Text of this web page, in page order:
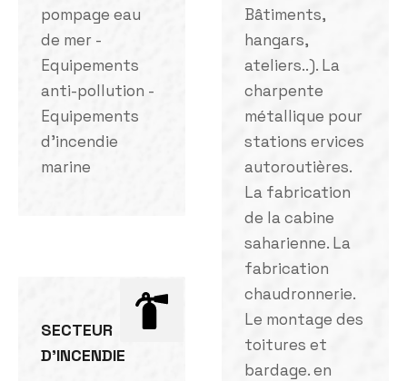
pompage eau
de mer -
Equipements
anti-pollution -
Equipements
d'incendie
marine
SECTEUR
D'INCENDIE
Bâtiments,
hangars,
ateliers..). La
charpente
métallique pour
stations ervices
autoroutières.
La fabrication
de la cabine
saharienne. La
fabrication
chaudronnerie.
Le montage des
toitures et
bardage. en